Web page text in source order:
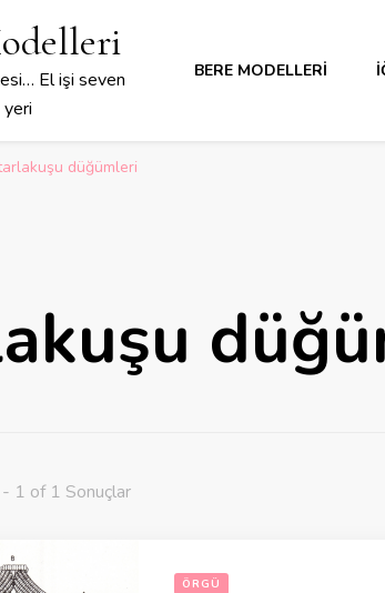
El işi seven
yeri
BERE MODELLERI
düğümleri
1 of 1 Sonuçlar
ÖRGÜ